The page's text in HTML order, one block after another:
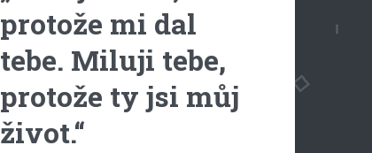
protože mi dal
tebe. Miluji tebe,
protože ty jsi můj
život.“